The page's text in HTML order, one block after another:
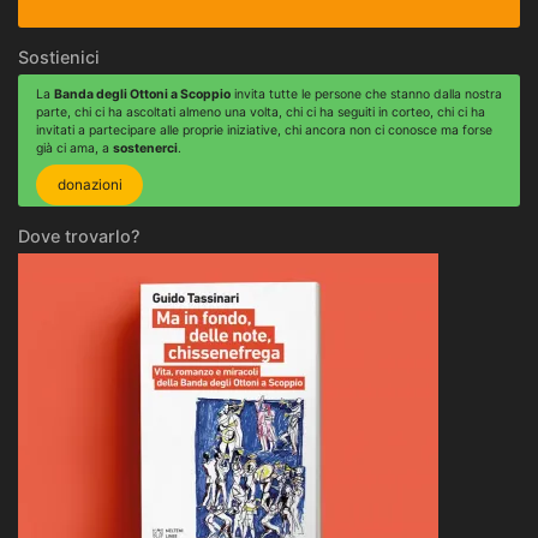
Sostienici
La Banda degli Ottoni a Scoppio invita tutte le persone che stanno dalla nostra
parte, chi ci ha ascoltati almeno una volta, chi ci ha seguiti in corteo, chi ci ha
invitati a partecipare alle proprie iniziative, chi ancora non ci conosce ma forse
già ci ama, a sostenerci.
donazioni
Dove trovarlo?